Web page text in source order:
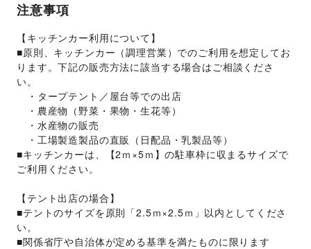
注意事項
【キッチンカー利用について】
■原則、キッチンカー（調理営業）でのご利用を想定してお
ります。下記の販売方法に該当する場合はご相談くださ
い。
・タープテント／屋台等での出店
・農産物（野菜・果物・生花等）
・水産物の販売
・工場製造製品の直販（日配品・乳製品等）
■キッチンカーは、【2ｍ×5ｍ】の駐車枠に収まるサイズで
ご利用ください。
【テント出店の場合】
■テントのサイズを原則「2.5ｍ×2.5ｍ」以内としてくださ
い。
■関係省庁や自治体が定める基準を満たものに限ります